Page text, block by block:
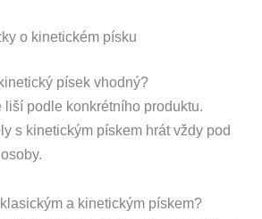
o kinetickém písku
písek vhodný?
liší podle konkrétního produktu.
s kinetickým pískem hrát vždy pod
a kinetickým pískem?